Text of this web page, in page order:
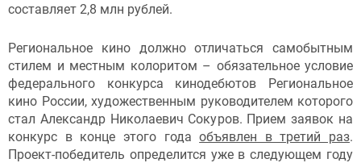
составляет 2,8 млн рублей.
Региональное кино должно отличаться самобытным
стилем и местным колоритом – обязательное условие
федерального конкурса кинодебютов Региональное
кино России, художественным руководителем которого
стал Александр Николаевич Сокуров. Прием заявок на
конкурс в конце этого годаобъявлен в третий раз.
Проект-победитель определится уже в следующем году